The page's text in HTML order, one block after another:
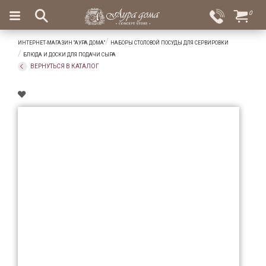
Вход
Избранное
×
Салоны
Доставка
Оплата
Ароматы
0
ИНТЕРНЕТ-МАГАЗИН "АУРА ДОМА"
НАБОРЫ СТОЛОВОЙ ПОСУДЫ ДЛЯ СЕРВИРОВКИ
БЛЮДА И ДОСКИ ДЛЯ ПОДАЧИ СЫРА
ВЕРНУТЬСЯ В КАТАЛОГ